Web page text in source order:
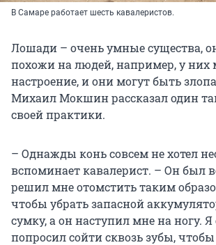
В Самаре работает шесть кавалеристов.
Лошади – очень умные существа,
похожи на людей, например, у них
настроение, и они могут быть
Михаил Мокшин рассказал один
своей практики.
– Однажды конь совсем не хотел
вспоминает кавалерист. – Он был
решил мне отомстить таким
чтобы убрать запасной
сумку, а он наступил мне на ногу. Я
попросил сойти сквозь зубы,